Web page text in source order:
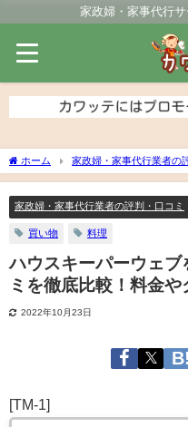
家政婦・家事代行
ホーム 家政婦・家事代行業者の
に使った評判・口コミを徹底比較！料
家政婦・家事代行業者の評判・口コミ
買い物 料理
ハウスキーパーウェブ
ミを徹底比較！料金や
2022年10月23日
[TM-1]